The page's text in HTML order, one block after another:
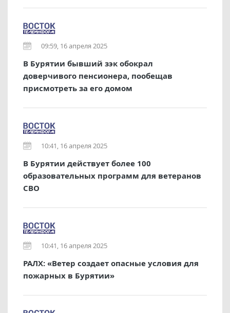
09:59, 16 апреля 2025
В Бурятии бывший зэк обокрал
доверчивого пенсионера, пообещав
присмотреть за его домом
10:41, 16 апреля 2025
В Бурятии действует более 100
образовательных программ для ветеранов
СВО
10:41, 16 апреля 2025
РАЛХ: «Ветер создает опасные условия для
пожарных в Бурятии»